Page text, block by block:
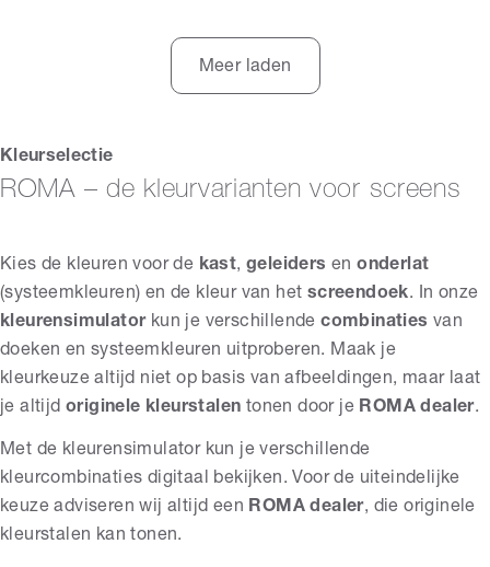
Meer laden
Kleurselectie
ROMA – de kleurvarianten voor screens
Kies de kleuren voor de kast,geleiders enonderlat
(systeemkleuren) en de kleur van het screendoek. In onze
kleurensimulatorkun je verschillendecombinaties van
doeken en systeemkleuren uitproberen. Maak je
kleurkeuze altijd niet op basis van afbeeldingen, maar laat
je altijd originele kleurstalen tonen door je ROMA dealer.
Met de kleurensimulator kun je verschillende
kleurcombinaties digitaal bekijken. Voor de uiteindelijke
keuze adviseren wij altijd een ROMA dealer, die originele
kleurstalen kan tonen.